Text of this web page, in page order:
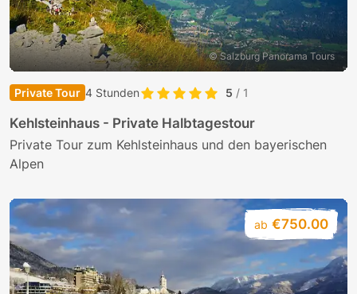
© Salzburg Panorama Tours
Private Tour 4 Stunden 5 / 1
Kehlsteinhaus - Private Halbtagestour
Private Tour zum Kehlsteinhaus und den bayerischen
Alpen
ab €750.00